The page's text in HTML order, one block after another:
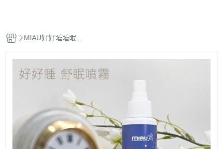
MIAU好好睡睡眠噴
助眠/放鬆/穩定心
神/淨化空間/舒緩身